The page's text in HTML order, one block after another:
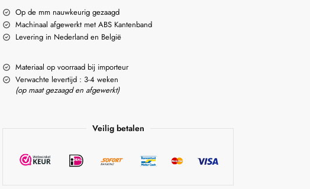
Op de mm nauwkeurig gezaagd
Machinaal afgewerkt met ABS Kantenband
Levering in Nederland en België
Materiaal op voorraad bij importeur
Verwachte levertijd : 3-4 weken
(op maat gezaagd en afgewerkt)
Veilig betalen